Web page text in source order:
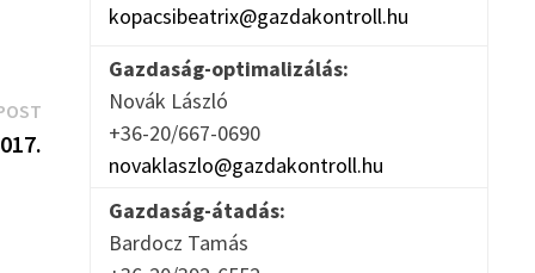
Next
kopacsibeatrix@gazdakontroll.hu
Gazdaság-optimalizálás:
Novák László
+36-20/667-0690
novaklaszlo@gazdakontroll.hu
Gazdaság-átadás:
Bardocz Tamás